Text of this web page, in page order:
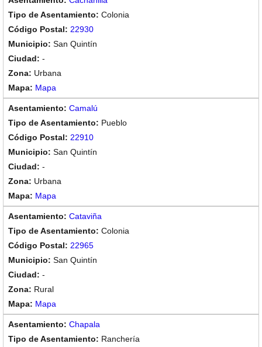
Colonia
22930
San Quintín
-
Urbana
Mapa
Camalú
Pueblo
22910
San Quintín
-
Urbana
Mapa
Cataviña
Colonia
22965
San Quintín
-
Rural
Mapa
Chapala
Ranchería